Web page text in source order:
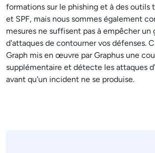
formations sur le phishing et à des outils
et SPF, mais nous sommes également
mesures ne suffisent pas à empêcher un
d'attaques de contourner vos défenses.
Graph mis en œuvre par Graphus une
supplémentaire et détecte les attaques
avant qu'un incident ne se produise.